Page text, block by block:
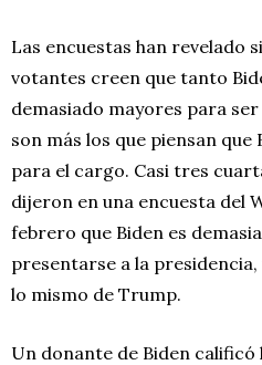
Las encuestas han revelado
votantes creen que tanto
demasiado mayores para
son más los que piensan
para el cargo. Casi tres
dijeron en una encuesta del
febrero que Biden es
presentarse a la
lo mismo de Trump.
Un donante de Biden calificó